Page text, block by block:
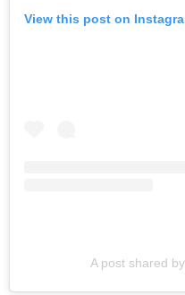
View this post on
A post shared